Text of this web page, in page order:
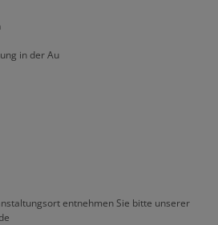
in der Au
entnehmen Sie bitte unserer